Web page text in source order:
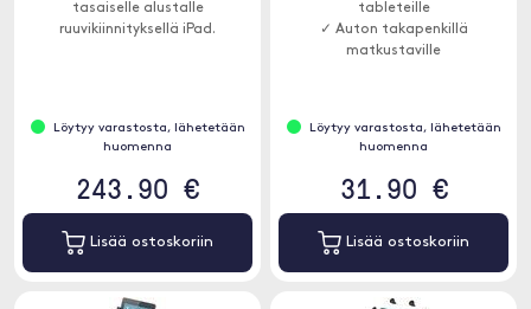
tasaiselle alustalle
ruuvikiinnityksellä iPad.
Löytyy varastosta, lähetetään
huomenna
243.90 €
Lisää ostoskoriin
tableteille
✓ Auton takapenkillä
matkustaville
Löytyy varastosta, lähetetään
huomenna
31.90 €
Lisää ostoskoriin